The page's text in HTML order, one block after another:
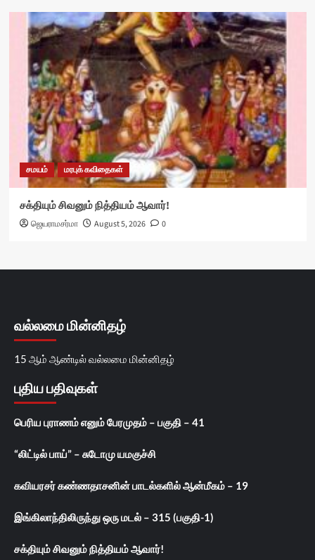
சமயம் மரபுக் கவிதைகள்
சக்தியும் சிவனும் நித்தியம் ஆவார்!
ஜெயராமசர்மா August 5, 2026 0
வல்லமை மின்னிதழ்
15 ஆம் ஆண்டில் வல்லமை மின்னிதழ்
புதிய பதிவுகள்
பெரிய புராணம் எனும் பேரமுதம் – பகுதி – 41
“லிட்டில் பாய்” – சுடோமு யமகுச்சி
கவியரசர் கண்ணதாசனின் பாடல்களில் ஆன்மீகம் – 19
இங்கிலாந்திலிருந்து ஒரு மடல் – 315 (பகுதி-1)
சக்தியும் சிவனும் நித்தியம் ஆவார்!